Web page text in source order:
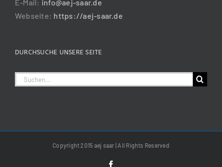
E-Mail: info@aej-saar.de
Webseite: https://aej-saar.de
DURCHSUCHE UNSERE SEITE
Suche
Copyright 2015 aej saar | All Rights Reserved